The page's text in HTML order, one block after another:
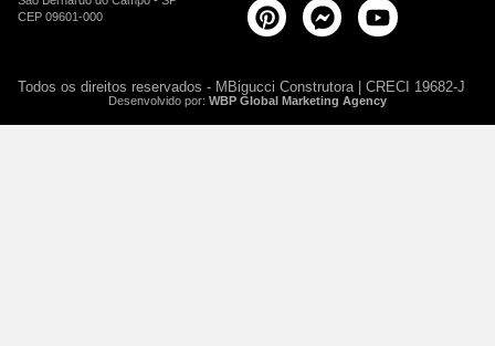
CEP 09601-000
Todos os direitos reservados - MBigucci Construtora | CRECI 19682-J
Desenvolvido por: WBP Global Marketing Agency